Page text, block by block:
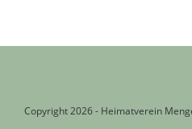
Copyright 2026 - Heimatverein